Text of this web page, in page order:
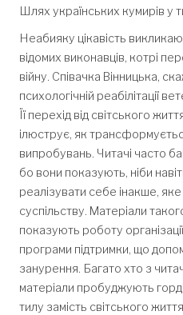
Шлях українських кумирів у
Неабияку цікавість
відомих виконавців, котрі
війну. Співачка Вінницька,
психологічній реабілітації
Її перехід від світського
ілюструє, як
випробувань. Читачі часто
бо вони показують, ніби
реалізувати себе інакше,
суспільству. Матеріали
показують роботу
програми підтримки, що
занурення. Багато хто з
матеріали пробуджують
тилу замість світського